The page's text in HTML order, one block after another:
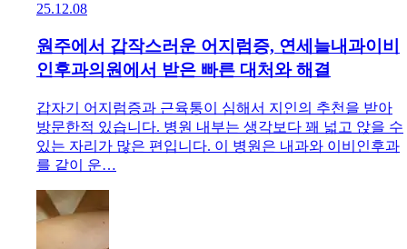
25.12.08
원주에서 갑작스러운 어지럼증, 연세늘내과이비
인후과의원에서 받은 빠른 대처와 해결
갑자기 어지럼증과 근육통이 심해서 지인의 추천을 받아
방문한적 있습니다. 병원 내부는 생각보다 꽤 넓고 앉을 수
있는 자리가 많은 편입니다. 이 병원은 내과와 이비인후과
를 같이 운…